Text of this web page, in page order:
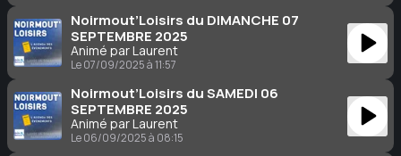
Noirmout’Loisirs du DIMANCHE 07
SEPTEMBRE 2025
Animé par Laurent
Le 07/09/2025 à 11:57
Noirmout’Loisirs du SAMEDI 06
SEPTEMBRE 2025
Animé par Laurent
Le 06/09/2025 à 08:15